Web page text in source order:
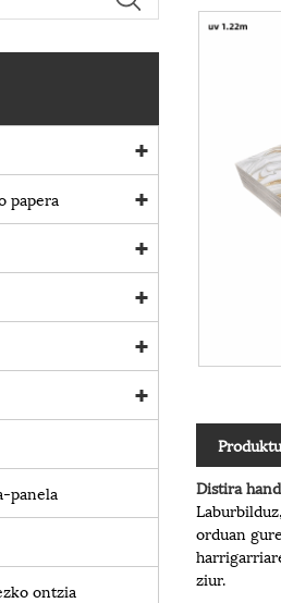
papera
panela
ontzia
Distira
orduan
ziur.